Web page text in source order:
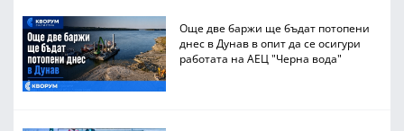
Още две баржи ще бъдат потопени
днес в Дунав в опит да се осигури
работата на АЕЦ "Черна вода"